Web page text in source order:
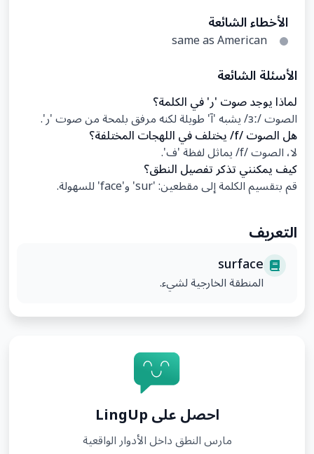
الأخطاء الشائعة
same as American
الأسئلة الشائعة
لماذا يوجد صوت 'ر' في الكلمة؟
الصوت /ɜː/ يشبه 'آ' طويلة لكنه مرفق بلمحة من صوت 'ر'.
هل الصوت /f/ يختلف في اللهجات المختلفة؟
لا، الصوت /f/ يماثل لفظة 'ف'.
كيف يمكنني تذكر تفصيل النطق؟
قم بتقسيم الكلمة إلى مقطعين: 'sur' و'face' للسهولة.
التعريف
surface
المنطقة الخارجية لشيء.
احصل على LingUp
مارس النطق داخل الأدوار الواقعية